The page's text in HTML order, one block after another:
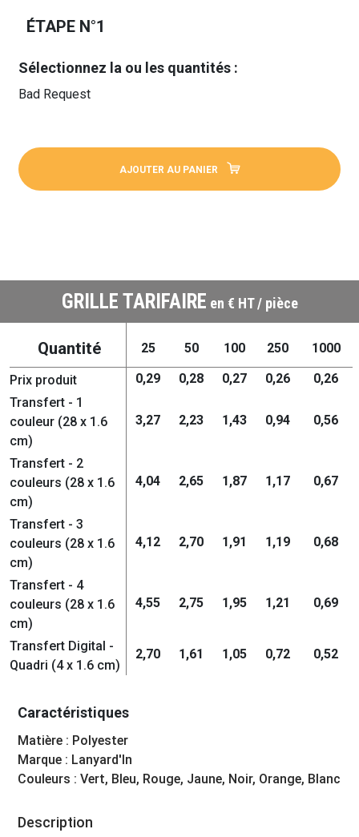
ÉTAPE N°1
Sélectionnez la ou les quantités :
Bad Request
AJOUTER AU PANIER
GRILLE TARIFAIRE en € HT / pièce
Quantité 25 50 100 250 1000
Prix produit 0,29 0,28 0,27 0,26
0,26
Transfert - 1
couleur (28 x 1.6
cm)
3,27 2,23 1,43 0,94 0,56
Transfert - 2
couleurs (28 x 1.6
cm)
4,04 2,65 1,87 1,17 0,67
Transfert - 3
couleurs (28 x 1.6
cm)
4,12 2,70 1,91 1,19 0,68
Transfert - 4
couleurs (28 x 1.6
cm)
4,55 2,75 1,95 1,21 0,69
Transfert Digital -
Quadri (4 x 1.6 cm)
2,70 1,61 1,05 0,72 0,52
Caractéristiques
Matière : Polyester
Marque : Lanyard'In
Couleurs : Vert, Bleu, Rouge, Jaune, Noir, Orange, Blanc
Description